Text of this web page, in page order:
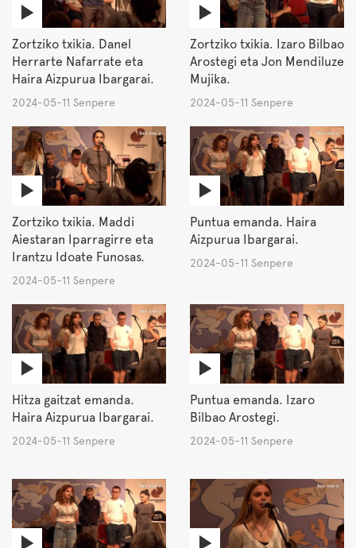
Zortziko txikia. Danel
Herrarte Nafarrate eta
Haira Aizpurua Ibargarai.
2024-05-11 Senpere
Zortziko txikia. Izaro Bilbao
Arostegi eta Jon Mendiluze
Mujika.
2024-05-11 Senpere
Zortziko txikia. Maddi
Aiestaran Iparragirre eta
Irantzu Idoate Funosas.
2024-05-11 Senpere
Puntua emanda. Haira
Aizpurua Ibargarai.
2024-05-11 Senpere
Hitza gaitzat emanda.
Haira Aizpurua Ibargarai.
2024-05-11 Senpere
Puntua emanda. Izaro
Bilbao Arostegi.
2024-05-11 Senpere